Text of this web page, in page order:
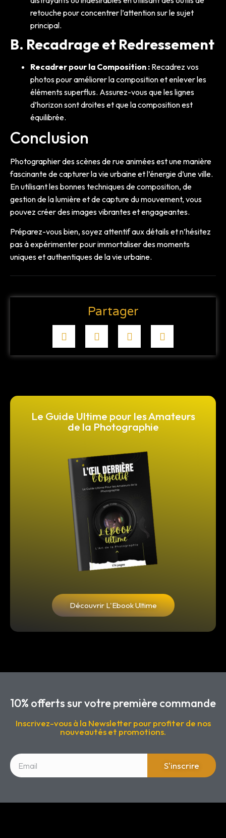
retouche pour concentrer l’attention sur le sujet
principal.
B. Recadrage et Redressement
Recadrer pour la Composition : Recadrez vos
photos pour améliorer la composition et enlever les
éléments superflus. Assurez-vous que les lignes
d’horizon sont droites et que la composition est
équilibrée.
Conclusion
Photographier des scènes de rue animées est une manière
fascinante de capturer la vie urbaine et l’énergie d’une ville.
En utilisant les bonnes techniques de composition, de
gestion de la lumière et de capture du mouvement, vous
pouvez créer des images vibrantes et engageantes.
Préparez-vous bien, soyez attentif aux détails et n’hésitez
pas à expérimenter pour immortaliser des moments
uniques et authentiques de la vie urbaine.
Partager
Le Guide Ultime pour les Amateurs
de la Photographie
Découvrir L'Ebook Ultime
10% offerts sur votre première commande
Inscrivez-vous à la Newsletter pour profiter de nos
nouveautés et promotions.
S'inscrire